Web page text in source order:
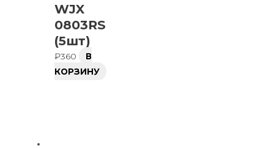
WJX
0803RS
(5шт)
₽360
В
КОРЗИНУ